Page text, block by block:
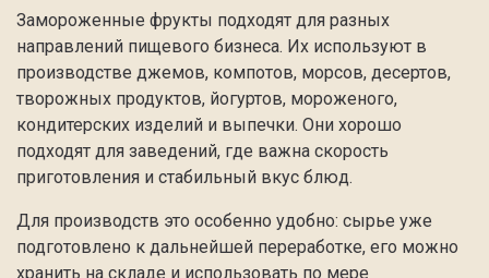
Замороженные фрукты подходят для разных
направлений пищевого бизнеса. Их используют в
производстве джемов, компотов, морсов, десертов,
творожных продуктов, йогуртов, мороженого,
кондитерских изделий и выпечки. Они хорошо
подходят для заведений, где важна скорость
приготовления и стабильный вкус блюд.
Для производств это особенно удобно: сырье уже
подготовлено к дальнейшей переработке, его можно
хранить на складе и использовать по мере